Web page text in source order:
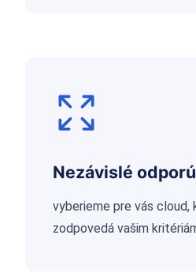
Nezávislé
vyberieme pre vás cloud,
zodpovedá vašim